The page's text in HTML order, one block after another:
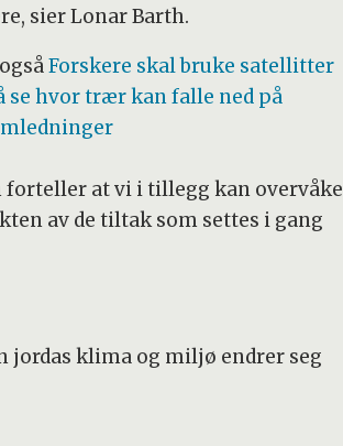
sier Lonar Barth.
Forskere skal bruke satellitter
se hvor trær kan falle ned på
forteller at vi i tillegg kan overvåke
av de tiltak som settes i gang
jordas klima og miljø endrer seg